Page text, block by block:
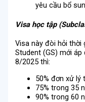
yêu cầu bổ
Visa học tập
Visa này đòi hỏi thời
Student (GS) mới
8/2025 thì:
50% đơn xử lý
75% trong 35
90% trong 60